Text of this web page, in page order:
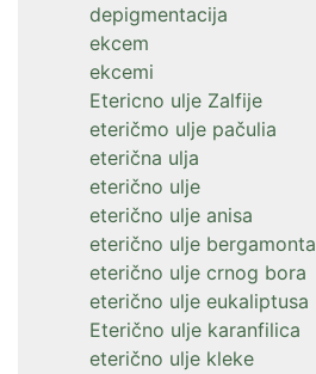
depigmentacija
ekcem
ekcemi
Etericno ulje Zalfije
eteričmo ulje pačulia
eterična ulja
eterično ulje
eterično ulje anisa
eterično ulje bergamonta
eterično ulje crnog bora
eterično ulje eukaliptusa
Eterično ulje karanfilica
eterično ulje kleke